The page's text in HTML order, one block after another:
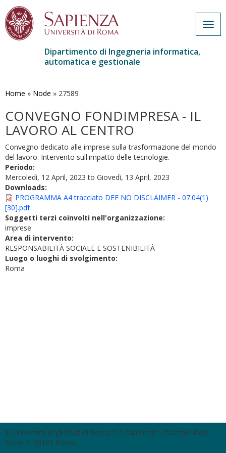
contenuto
Dipartimento di Ingegneria informatica,
automatica e gestionale
Home » Node » 27589
CONVEGNO FONDIMPRESA - IL
LAVORO AL CENTRO
Convegno dedicato alle imprese sulla trasformazione del mondo
del lavoro. Intervento sull'impatto delle tecnologie.
Periodo:
Mercoledì, 12 April, 2023 to Giovedì, 13 April, 2023
Downloads:
PROGRAMMA A4 tracciato DEF NO DISCLAIMER - 07.04(1)
[30].pdf
Soggetti terzi coinvolti nell'organizzazione:
imprese
Area di intervento:
RESPONSABILITÀ SOCIALE E SOSTENIBILITÀ
Luogo o luoghi di svolgimento:
Roma
© Università degli Studi di Roma "La Sapienza" - Piazzale Aldo
Moro 5, 00185 Roma